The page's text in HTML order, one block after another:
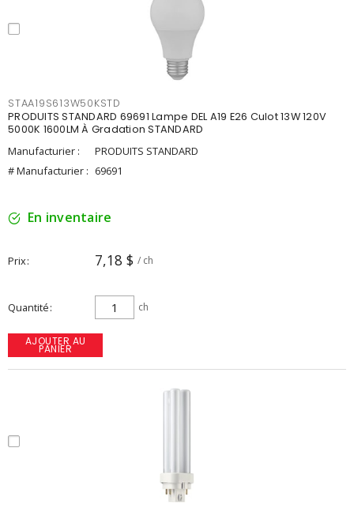
STAA19S613W50KSTD
PRODUITS STANDARD 69691 Lampe DEL A19 E26 Culot 13W 120V
5000K 1600LM À Gradation STANDARD
Manufacturier :
PRODUITS STANDARD
# Manufacturier : 69691
En inventaire
Prix 7,18 $ / ch
Quantité ch
AJOUTER AU
PANIER